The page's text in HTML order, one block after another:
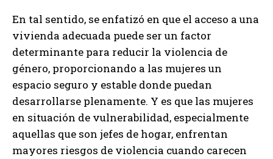
En tal sentido, se enfatizó en que el acceso a una
vivienda adecuada puede ser un factor
determinante para reducir la violencia de
género, proporcionando a las mujeres un
espacio seguro y estable donde puedan
desarrollarse plenamente. Y es que las mujeres
en situación de vulnerabilidad, especialmente
aquellas que son jefes de hogar, enfrentan
mayores riesgos de violencia cuando carecen